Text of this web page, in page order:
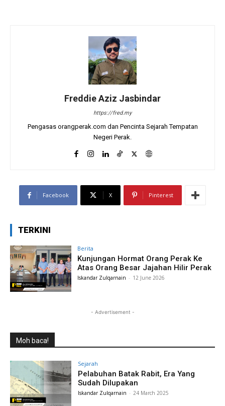
Freddie Aziz Jasbindar
https://fred.my
Pengasas orangperak.com dan Pencinta Sejarah Tempatan
Negeri Perak.
Facebook X Pinterest
TERKINI
Berita
Kunjungan Hormat Orang Perak Ke
Atas Orang Besar Jajahan Hilir Perak
Iskandar Zulqarnain - 12 June 2026
- Advertisement -
Moh baca!
Sejarah
Pelabuhan Batak Rabit, Era Yang
Sudah Dilupakan
Iskandar Zulqarnain - 24 March 2025